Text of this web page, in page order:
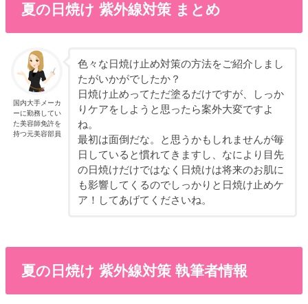
夏の日焼け 紫外線対策 まとめ
国内大手メーカ
ーに勤務してい
た美容師免許を
持つ元美容部員
色々な日焼け止め対策の方法をご紹介しまし
たがいかがでしたか？
日焼け止めってただ塗るだけですが、しっか
りケアをしようと思ったら案外大変ですよ
ね。
最初は面倒だな。と思うかもしれませんが毎
日していると慣れてきますし、なにより目先
の日焼けだけではなく日焼けは将来のお肌に
も影響してくるのでしっかりと日焼け止めケ
ア！してあげてくださいね。
夏の日焼け 紫外線対策 執筆者情報